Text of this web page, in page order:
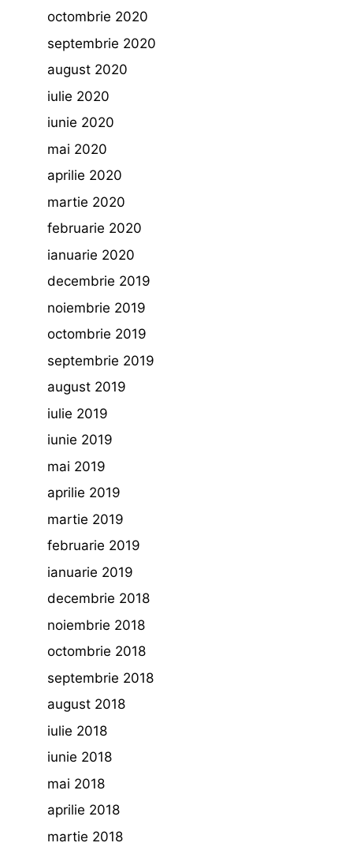
octombrie 2020
septembrie 2020
august 2020
iulie 2020
iunie 2020
mai 2020
aprilie 2020
martie 2020
februarie 2020
ianuarie 2020
decembrie 2019
noiembrie 2019
octombrie 2019
septembrie 2019
august 2019
iulie 2019
iunie 2019
mai 2019
aprilie 2019
martie 2019
februarie 2019
ianuarie 2019
decembrie 2018
noiembrie 2018
octombrie 2018
septembrie 2018
august 2018
iulie 2018
iunie 2018
mai 2018
aprilie 2018
martie 2018